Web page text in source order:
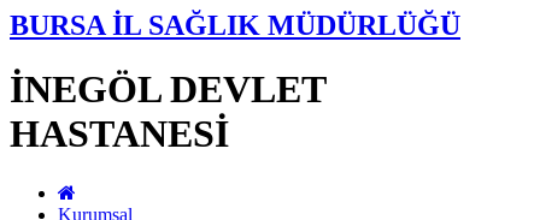
BURSA İL SAĞLIK MÜDÜRLÜĞÜ
İNEGÖL DEVLET
HASTANESİ
Kurumsal